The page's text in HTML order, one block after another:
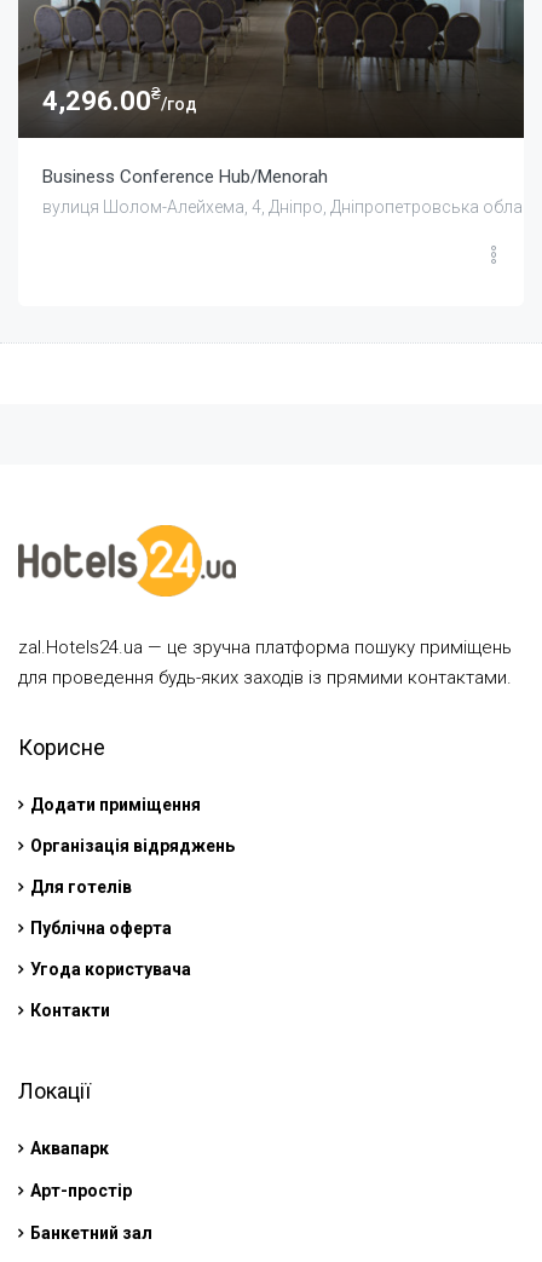
4,296.00₴
/год
Business Conference Hub/Menorah
вулиця Шолом-Алейхема, 4, Дніпро, Дніпропетровська
zal.Hotels24.ua — це зручна платформа пошуку приміщень
для проведення будь-яких заходів із прямими контактами.
Корисне
Додати приміщення
Організація відряджень
Для готелів
Публічна оферта
Угода користувача
Контакти
Локації
Аквапарк
Арт-простір
Банкетний зал